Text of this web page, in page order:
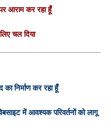
आराम कर रहा हूँ
चल दिया
निर्माण कर रहा हूँ
में आवश्यक परिवर्तनों को लागू